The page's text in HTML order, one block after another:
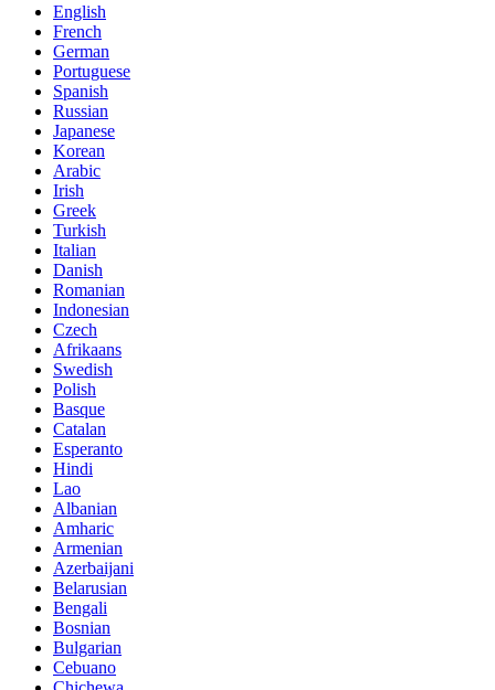
English
French
German
Portuguese
Spanish
Russian
Japanese
Korean
Arabic
Irish
Greek
Turkish
Italian
Danish
Romanian
Indonesian
Czech
Afrikaans
Swedish
Polish
Basque
Catalan
Esperanto
Hindi
Lao
Albanian
Amharic
Armenian
Azerbaijani
Belarusian
Bengali
Bosnian
Bulgarian
Cebuano